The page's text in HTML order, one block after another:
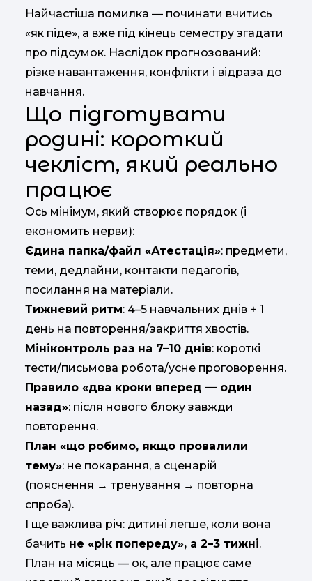
Найчастіша помилка — починати вчитись
«як піде», а вже під кінець семестру згадати
про підсумок. Наслідок прогнозований:
різке навантаження, конфлікти і відраза до
навчання.
Що підготувати
родині: короткий
чекліст, який реально
працює
Ось мінімум, який створює порядок (і
економить нерви):
Єдина папка/файл «Атестація»: предмети,
теми, дедлайни, контакти педагогів,
посилання на матеріали.
Тижневий ритм: 4–5 навчальних днів + 1
день на повторення/закриття хвостів.
Мініконтроль раз на 7–10 днів: короткі
тести/письмова робота/усне проговорення.
Правило «два кроки вперед — один
назад»: після нового блоку завжди
повторення.
План «що робимо, якщо провалили
тему»: не покарання, а сценарій
(пояснення → тренування → повторна
спроба).
І ще важлива річ: дитині легше, коли вона
бачить не «рік попереду», а 2–3 тижні.
План на місяць — ок, але працює саме